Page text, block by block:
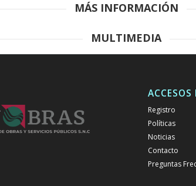
MÁS INFORMACIÓN
MULTIMEDIA
ACCESOS
Registro
Políticas
Noticias
Contacto
Preguntas